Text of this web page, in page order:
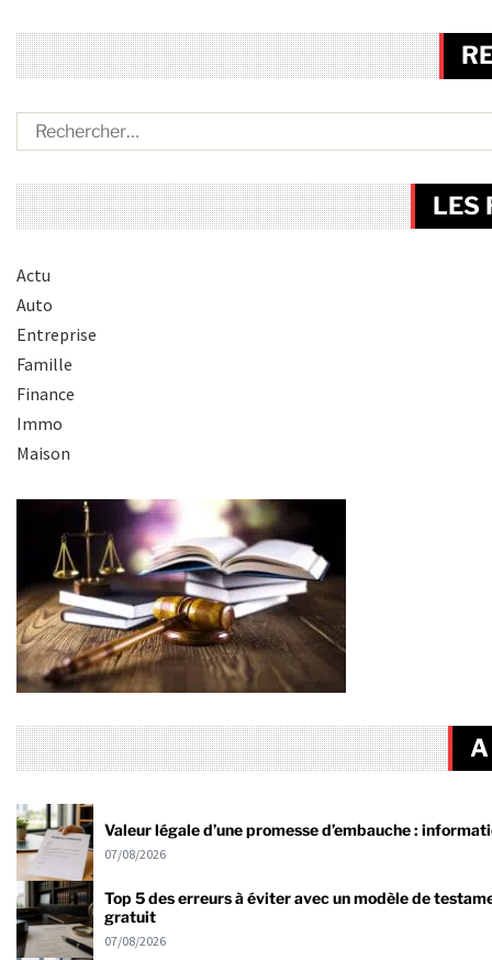
LES
Actu
Auto
Entreprise
Famille
Finance
Immo
Maison
Valeur légale d’une promesse d’embauche :
07/08/2026
Top 5 des erreurs à éviter avec un modèle de
gratuit
07/08/2026